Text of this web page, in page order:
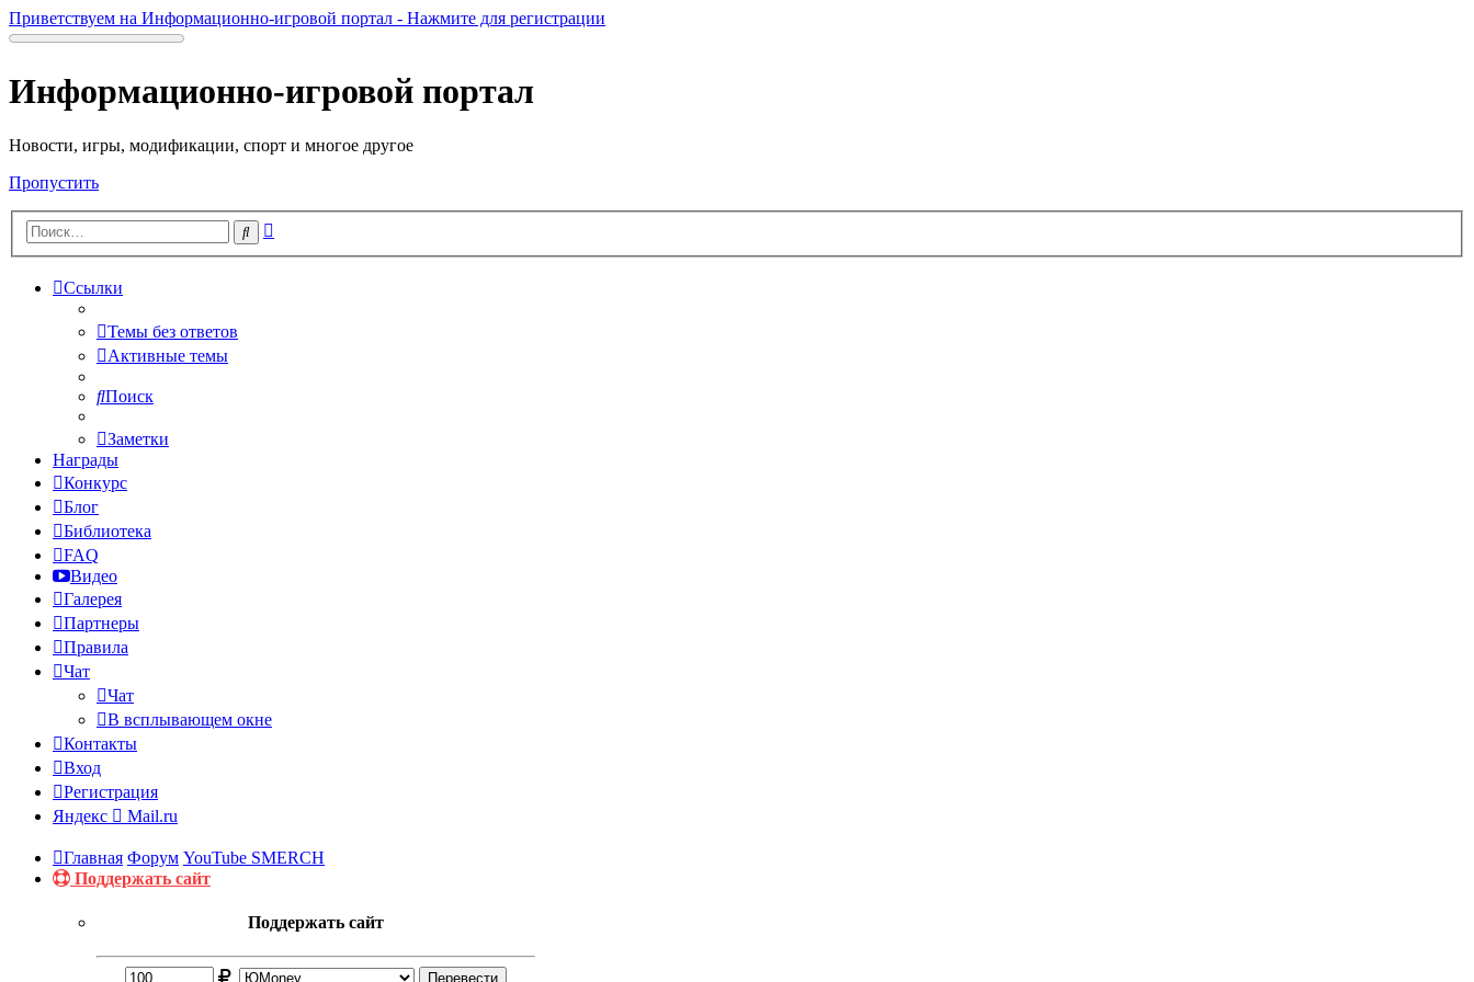
Приветствуем на Информационно-игровой портал - Нажмите для регистрации
Информационно-игровой портал
Новости, игры, модификации, спорт и многое другое
Пропустить
Поиск
Ссылки
Темы без ответов
Активные темы
Поиск
Заметки
Награды
Конкурс
Блог
Библиотека
FAQ
Видео
Галерея
Партнеры
Правила
Чат
Чат
В всплывающем окне
Контакты
Вход
Регистрация
Яндекс
Mail.ru
Главная Форум YouTube SMERCH
Поддержать сайт
Поддержать сайт